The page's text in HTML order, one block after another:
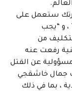
ستعمل على
، و “يجب
من
رفعت عنه
في عام 2021 إلى المسؤولية عن القتل
جمال خاشقجي
، بما في ذلك